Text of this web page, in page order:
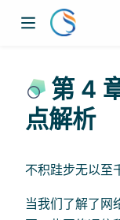
第 4
点解析
不积跬步无以至
当我们了解了网